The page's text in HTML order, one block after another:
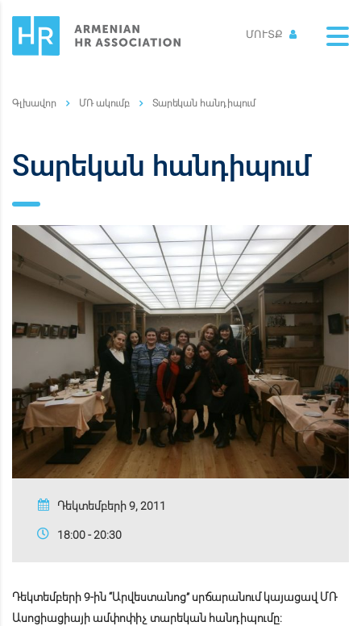
ՄՈՒՏՔ
ՄՌ ակումբ Տարեկան հանդիպում
Տարեկան հանդիպում
Դեկտեմբերի 9, 2011
18:00 - 20:30
Դեկտեմբերի9-ին“Արվեստանոց”սրճարանում կայացավ ՄՌ
Ասոցիացիայի ամփոփիչ տարեկան հանդիպումը: